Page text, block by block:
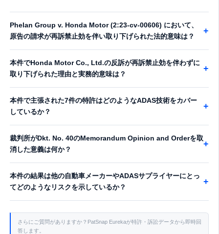
Phelan Group v. Honda Motor (2:23-cv-00606) において、
原告の請求が再訴禁止効を伴い取り下げられた法的意味は？
+
本件でHonda Motor Co., Ltd.の反訴が再訴禁止効を伴わずに
取り下げられた理由と実務的意味は？
+
本件で主張された7件の特許はどのようなADAS技術をカバー
しているか？
+
裁判所がDkt. No. 40のMemorandum Opinion and Orderを取
消した意義は何か？
+
本件の結果は他の自動車メーカーやADASサプライヤーにとっ
てどのようなリスクを示しているか？
+
さらにご質問がありますか？PatSnap Eurekaが特許・訴訟データから即時回
答します。